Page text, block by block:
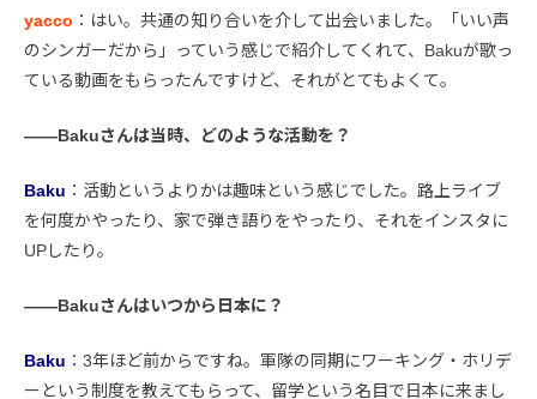
yacco ：はい。共通の知り合いを介して出会いました。「いい声
のシンガーだから」っていう感じで紹介してくれて、Bakuが歌っ
ている動画をもらったんですけど、それがとてもよくて。
――Bakuさんは当時、どのような活動を？
Baku ：活動というよりかは趣味という感じでした。路上ライブ
を何度かやったり、家で弾き語りをやったり、それをインスタに
UPしたり。
――Bakuさんはいつから日本に？
Baku ：3年ほど前からですね。軍隊の同期にワーキング・ホリデ
ーという制度を教えてもらって、留学という名目で日本に来まし